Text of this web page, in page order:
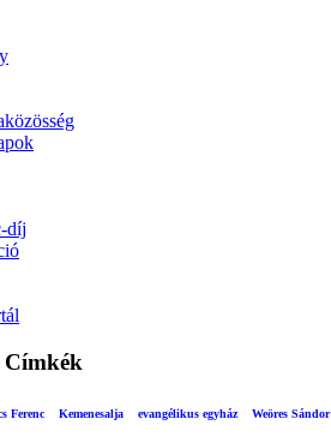
díj
Ferenc Kemenesalja evangélikus egyház Weöres Sándor